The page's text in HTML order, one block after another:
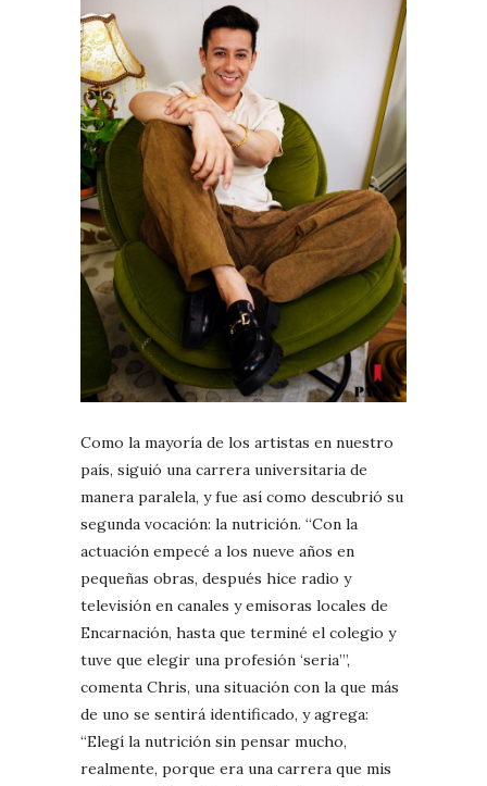
Como la mayoría de los artistas en nuestro
país, siguió una carrera universitaria de
manera paralela, y fue así como descubrió su
segunda vocación: la nutrición. “Con la
actuación empecé a los nueve años en
pequeñas obras, después hice radio y
televisión en canales y emisoras locales de
Encarnación, hasta que terminé el colegio y
tuve que elegir una profesión ‘seria’”,
comenta Chris, una situación con la que más
de uno se sentirá identificado, y agrega:
“Elegí la nutrición sin pensar mucho,
realmente, porque era una carrera que mis